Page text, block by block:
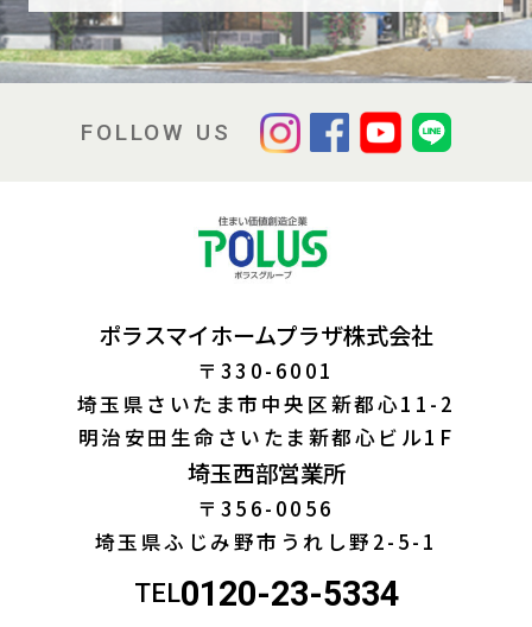
FOLLOW US
ポラスマイホームプラザ株式会社
〒330-6001
埼玉県さいたま市中央区新都心11-2
明治安田生命さいたま新都心ビル1F
埼玉西部営業所
〒356-0056
埼玉県ふじみ野市うれし野2-5-1
TEL0120-23-5334